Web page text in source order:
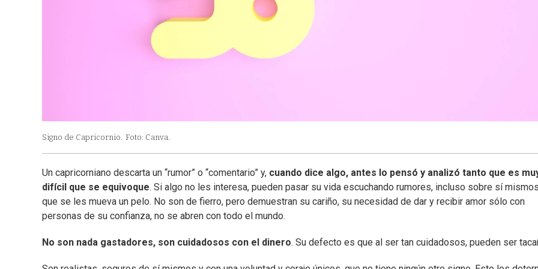
Signo de Capricornio. Foto: Canva.
Un capricorniano descarta un “rumor” o “comentario” y, cuando dice algo, antes lo pensó y analizó tanto que es
difícil que se equivoque. Si algo no les interesa, pueden pasar su vida escuchando rumores, incluso sobre sí
que se les mueva un pelo. No son de fierro, pero demuestran su cariño, su necesidad de dar y recibir amor sólo con
personas de su confianza, no se abren con todo el mundo.
No son nada gastadores, son cuidadosos con el dinero. Su defecto es que al ser tan cuidadosos, pueden ser